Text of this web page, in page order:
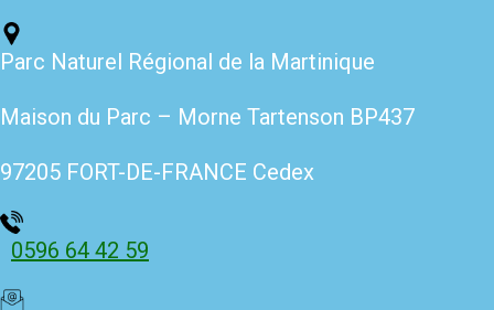
Parc Naturel Régional de la Martinique
Maison du Parc – Morne Tartenson BP437
97205 FORT-DE-FRANCE Cedex
0596 64 42 59